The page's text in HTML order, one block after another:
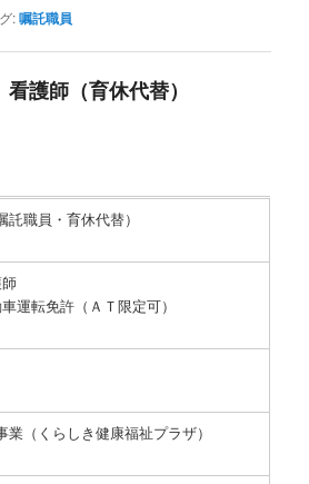
:嘱託職員
看護師（育休代替）
託職員・育休代替）
運転免許（ＡＴ限定可）
業（くらしき健康福祉プラザ）